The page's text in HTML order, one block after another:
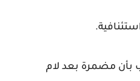
مضمرة بعد لام